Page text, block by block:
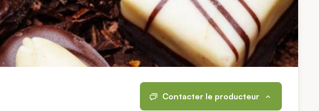
Contacter le producteur